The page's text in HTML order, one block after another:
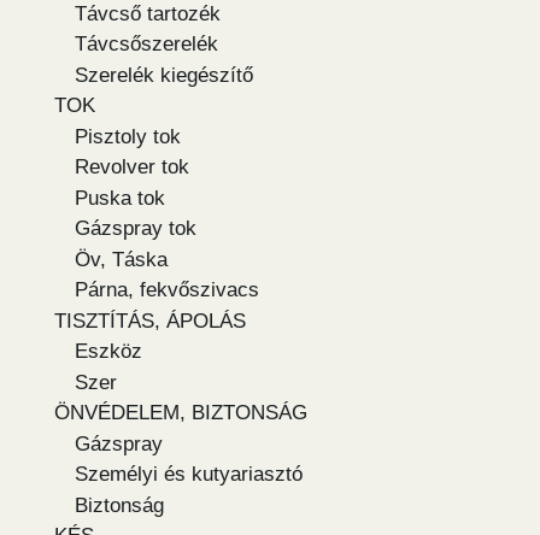
Távcső tartozék
Távcsőszerelék
Szerelék kiegészítő
TOK
Pisztoly tok
Revolver tok
Puska tok
Gázspray tok
Öv, Táska
Párna, fekvőszivacs
TISZTÍTÁS, ÁPOLÁS
Eszköz
Szer
ÖNVÉDELEM, BIZTONSÁG
Gázspray
Személyi és kutyariasztó
Biztonság